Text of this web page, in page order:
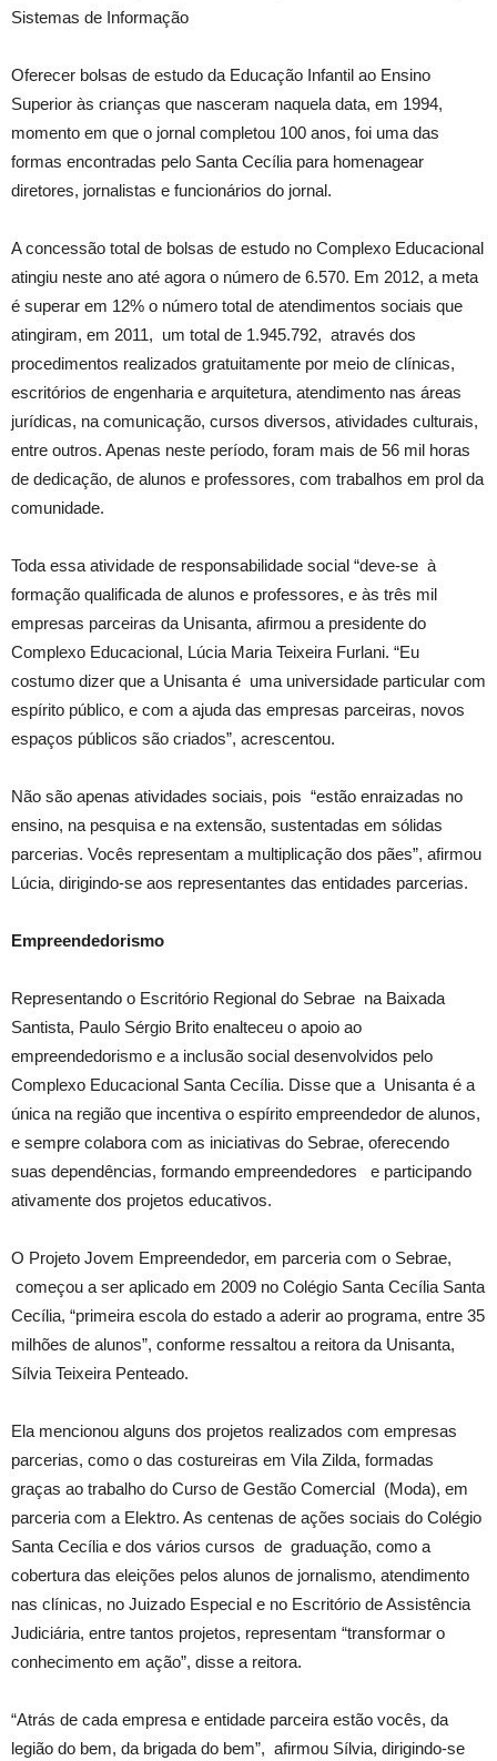
Sistemas de Informação
Oferecer bolsas de estudo da Educação Infantil ao Ensino
Superior às crianças que nasceram naquela data, em 1994,
momento em que o jornal completou 100 anos, foi uma das
formas encontradas pelo Santa Cecília para homenagear
diretores, jornalistas e funcionários do jornal.
A concessão total de bolsas de estudo no Complexo Educacional
atingiu neste ano até agora o número de 6.570. Em 2012, a meta
é superar em 12% o número total de atendimentos sociais que
atingiram, em 2011, um total de 1.945.792, através dos
procedimentos realizados gratuitamente por meio de clínicas,
escritórios de engenharia e arquitetura, atendimento nas áreas
jurídicas, na comunicação, cursos diversos, atividades culturais,
entre outros. Apenas neste período, foram mais de 56 mil horas
de dedicação, de alunos e professores, com trabalhos em prol da
comunidade.
Toda essa atividade de responsabilidade social “deve-se à
formação qualificada de alunos e professores, e às três mil
empresas parceiras da Unisanta, afirmou a presidente do
Complexo Educacional, Lúcia Maria Teixeira Furlani. “Eu
costumo dizer que a Unisanta é uma universidade particular com
espírito público, e com a ajuda das empresas parceiras, novos
espaços públicos são criados”, acrescentou.
Não são apenas atividades sociais, pois “estão enraizadas no
ensino, na pesquisa e na extensão, sustentadas em sólidas
parcerias. Vocês representam a multiplicação dos pães”, afirmou
Lúcia, dirigindo-se aos representantes das entidades parcerias.
Empreendedorismo
Representando o Escritório Regional do Sebrae na Baixada
Santista, Paulo Sérgio Brito enalteceu o apoio ao
empreendedorismo e a inclusão social desenvolvidos pelo
Complexo Educacional Santa Cecília. Disse que a Unisanta é a
única na região que incentiva o espírito empreendedor de alunos,
e sempre colabora com as iniciativas do Sebrae, oferecendo
suas dependências, formando empreendedores e participando
ativamente dos projetos educativos.
O Projeto Jovem Empreendedor, em parceria com o Sebrae,
começou a ser aplicado em 2009 no Colégio Santa Cecília Santa
Cecília, “primeira escola do estado a aderir ao programa, entre 35
milhões de alunos”, conforme ressaltou a reitora da Unisanta,
Sílvia Teixeira Penteado.
Ela mencionou alguns dos projetos realizados com empresas
parcerias, como o das costureiras em Vila Zilda, formadas
graças ao trabalho do Curso de Gestão Comercial (Moda), em
parceria com a Elektro. As centenas de ações sociais do Colégio
Santa Cecília e dos vários cursos de graduação, como a
cobertura das eleições pelos alunos de jornalismo, atendimento
nas clínicas, no Juizado Especial e no Escritório de Assistência
Judiciária, entre tantos projetos, representam “transformar o
conhecimento em ação”, disse a reitora.
“Atrás de cada empresa e entidade parceira estão vocês, da
legião do bem, da brigada do bem”, afirmou Sílvia, dirigindo-se